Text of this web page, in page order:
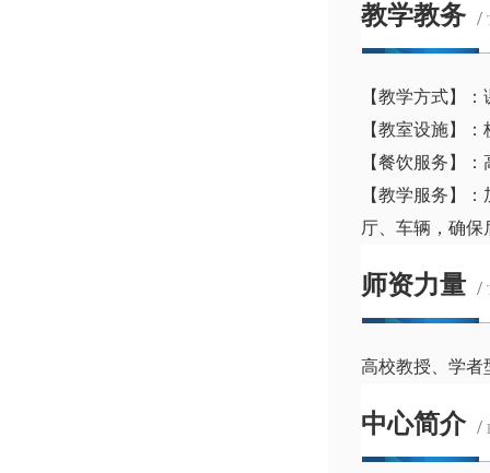
教学教务 /
【教学方式】
【教室设施】
【餐饮服务】
【教学服务】
厅、车辆，确保
师资力量 /
高校教授、学者
中心简介 /